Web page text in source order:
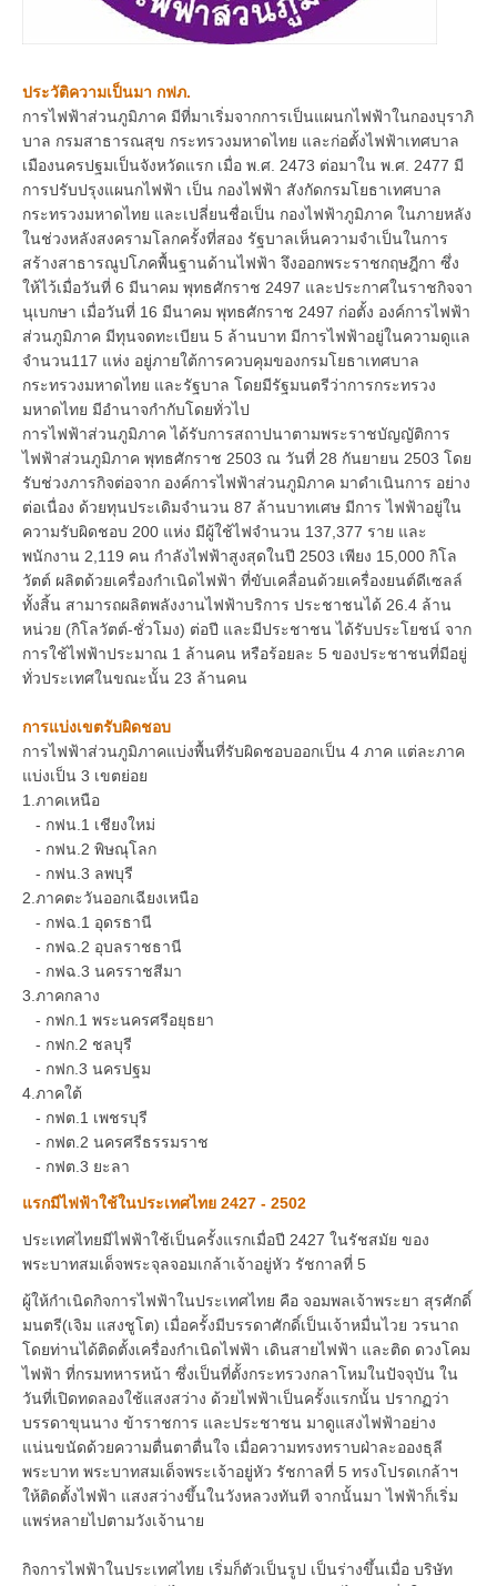
ประวัติความเป็นมา กฟภ.
การไฟฟ้าส่วนภูมิภาค มีที่มาเริ่มจากการเป็นแผนกไฟฟ้าในกองบุราภิ
บาล กรมสาธารณสุข กระทรวงมหาดไทย และก่อตั้งไฟฟ้าเทศบาล
เมืองนครปฐมเป็นจังหวัดแรก เมื่อ พ.ศ. 2473 ต่อมาใน พ.ศ. 2477 มี
การปรับปรุงแผนกไฟฟ้า เป็น กองไฟฟ้า สังกัดกรมโยธาเทศบาล
กระทรวงมหาดไทย และเปลี่ยนชื่อเป็น กองไฟฟ้าภูมิภาค ในภายหลัง
ในช่วงหลังสงครามโลกครั้งที่สอง รัฐบาลเห็นความจำเป็นในการ
สร้างสาธารณูปโภคพื้นฐานด้านไฟฟ้า จึงออกพระราชกฤษฎีกา ซึ่ง
ให้ไว้เมื่อวันที่ 6 มีนาคม พุทธศักราช 2497 และประกาศในราชกิจจา
นุเบกษา เมื่อวันที่ 16 มีนาคม พุทธศักราช 2497 ก่อตั้ง องค์การไฟฟ้า
ส่วนภูมิภาค มีทุนจดทะเบียน 5 ล้านบาท มีการไฟฟ้าอยู่ในความดูแล
จำนวน117 แห่ง อยู่ภายใต้การควบคุมของกรมโยธาเทศบาล
กระทรวงมหาดไทย และรัฐบาล โดยมีรัฐมนตรีว่าการกระทรวง
มหาดไทย มีอำนาจกำกับโดยทั่วไป
การไฟฟ้าส่วนภูมิภาค ได้รับการสถาปนาตามพระราชบัญญัติการ
ไฟฟ้าส่วนภูมิภาค พุทธศักราช 2503 ณ วันที่ 28 กันยายน 2503 โดย
รับช่วงภารกิจต่อจาก องค์การไฟฟ้าส่วนภูมิภาค มาดำเนินการ อย่าง
ต่อเนื่อง ด้วยทุนประเดิมจำนวน 87 ล้านบาทเศษ มีการ ไฟฟ้าอยู่ใน
ความรับผิดชอบ 200 แห่ง มีผู้ใช้ไฟจำนวน 137,377 ราย และ
พนักงาน 2,119 คน กำลังไฟฟ้าสูงสุดในปี 2503 เพียง 15,000 กิโล
วัตต์ ผลิตด้วยเครื่องกำเนิดไฟฟ้า ที่ขับเคลื่อนด้วยเครื่องยนต์ดีเซลล์
ทั้งสิ้น สามารถผลิตพลังงานไฟฟ้าบริการ ประชาชนได้ 26.4 ล้าน
หน่วย (กิโลวัตต์-ชั่วโมง) ต่อปี และมีประชาชน ได้รับประโยชน์ จาก
การใช้ไฟฟ้าประมาณ 1 ล้านคน หรือร้อยละ 5 ของประชาชนที่มีอยู่
ทั่วประเทศในขณะนั้น 23 ล้านคน
การแบ่งเขตรับผิดชอบ
การไฟฟ้าส่วนภูมิภาคแบ่งพื้นที่รับผิดชอบออกเป็น 4 ภาค แต่ละภาค
แบ่งเป็น 3 เขตย่อย
1.ภาคเหนือ
- กฟน.1 เชียงใหม่
- กฟน.2 พิษณุโลก
- กฟน.3 ลพบุรี
2.ภาคตะวันออกเฉียงเหนือ
- กฟฉ.1 อุดรธานี
- กฟฉ.2 อุบลราชธานี
- กฟฉ.3 นครราชสีมา
3.ภาคกลาง
- กฟก.1 พระนครศรีอยุธยา
- กฟก.2 ชลบุรี
- กฟก.3 นครปฐม
4.ภาคใต้
- กฟต.1 เพชรบุรี
- กฟต.2 นครศรีธรรมราช
- กฟต.3 ยะลา
แรกมีไฟฟ้าใช้ในประเทศไทย 2427 - 2502
ประเทศไทยมีไฟฟ้าใช้เป็นครั้งแรกเมื่อปี 2427 ในรัชสมัย ของ
พระบาทสมเด็จพระจุลจอมเกล้าเจ้าอยู่หัว รัชกาลที่ 5
ผู้ให้กำเนิดกิจการไฟฟ้าในประเทศไทย คือ จอมพลเจ้าพระยา สุรศักดิ์
มนตรี(เจิม แสงชูโต) เมื่อครั้งมีบรรดาศักดิ์เป็นเจ้าหมื่นไวย วรนาถ
โดยท่านได้ติดตั้งเครื่องกำเนิดไฟฟ้า เดินสายไฟฟ้า และติด ดวงโคม
ไฟฟ้า ที่กรมทหารหน้า ซึ่งเป็นที่ตั้งกระทรวงกลาโหมในปัจจุบัน ใน
วันที่เปิดทดลองใช้แสงสว่าง ด้วยไฟฟ้าเป็นครั้งแรกนั้น ปรากฏว่า
บรรดาขุนนาง ข้าราชการ และประชาชน มาดูแสงไฟฟ้าอย่าง
แน่นขนัดด้วยความตื่นตาตื่นใจ เมื่อความทรงทราบฝ่าละอองธุลี
พระบาท พระบาทสมเด็จพระเจ้าอยู่หัว รัชกาลที่ 5 ทรงโปรดเกล้าฯ
ให้ติดตั้งไฟฟ้า แสงสว่างขึ้นในวังหลวงทันที จากนั้นมา ไฟฟ้าก็เริ่ม
แพร่หลายไปตามวังเจ้านาย
กิจการไฟฟ้าในประเทศไทย เริ่มก็ตัวเป็นรูป เป็นร่างขึ้นเมื่อ บริษัท